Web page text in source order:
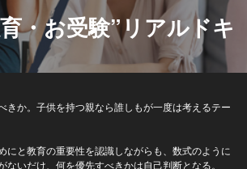
・お受験”リアルドキ
きか。子供を持つ親なら誰しもが一度は考えるテー
にと教育の重要性を認識しながらも、数式のように
ないだけ、何を優先すべきかは自己判断となる。